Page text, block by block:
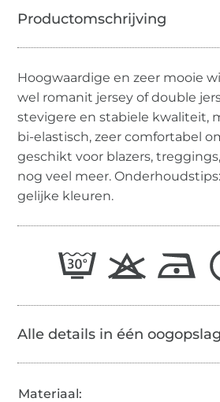
Hoogwaardige en zeer mooie
wel romanit jersey of double
stevigere en stabiele kwaliteit,
bi-elastisch, zeer comfortabel
geschikt voor blazers,
nog veel meer.
gelijke kleuren.
Alle details in één oogopslag
Materiaal: